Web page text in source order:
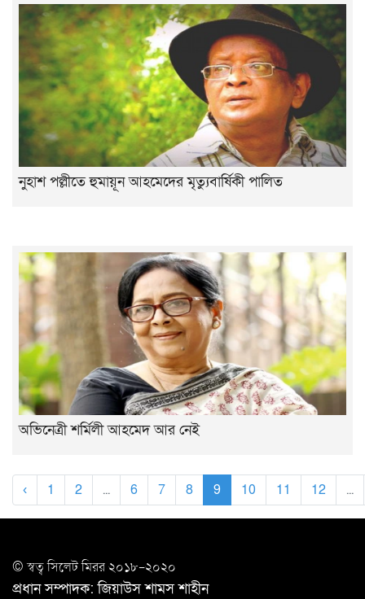
নুহাশ পল্লীতে হুমায়ূন আহমেদের মৃত্যুবার্ষিকী পালিত
অভিনেত্রী শর্মিলী আহমেদ আর নেই
‹ 1 2 ... 6 7 8 9 10 11 12 ...
© স্বত্ব সি‌লেট মিরর ২০১৮-২০২০
প্রধান সম্পাদক: জিয়াউস শামস শাহীন